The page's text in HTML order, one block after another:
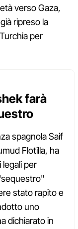
verso Gaza,
ripreso la
per
farà
spagnola Saif
Flotilla, ha
per
stato rapito e
uno
dichiarato in